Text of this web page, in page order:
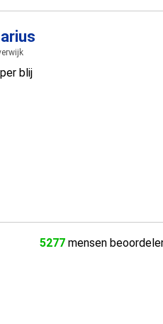
blij
5277mensen